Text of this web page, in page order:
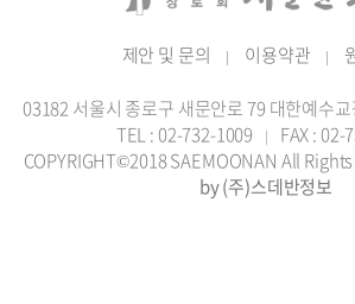
제안 및 문의 | 이용약관 |
03182 서울시 종로구 새문안로 79 대한예수
TEL : 02-732-1009 |
FAX : 02-
COPYRIGHT©2018 SAEMOONAN All
by (주)스데반정보